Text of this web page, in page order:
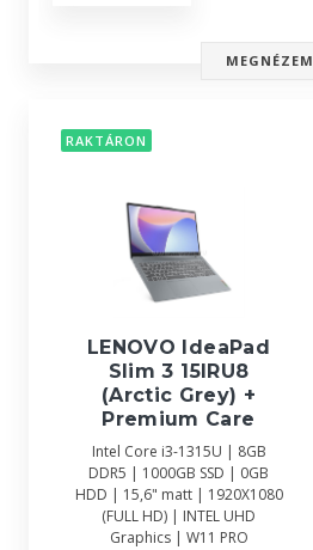
MEGNÉZEM
RAKTÁRON
LENOVO IdeaPad
Slim 3 15IRU8
(Arctic Grey) +
Premium Care
Intel Core i3-1315U | 8GB
DDR5 | 1000GB SSD | 0GB
HDD | 15,6" matt | 1920X1080
(FULL HD) | INTEL UHD
Graphics | W11 PRO